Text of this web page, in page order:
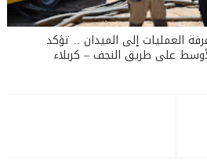
العمليات إلى الميدان .. تؤكد
على طريق النجف – كربلاء